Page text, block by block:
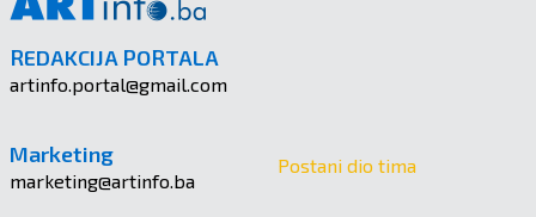
REDAKCIJA PORTALA
artinfo.portal@gmail.com
Marketing
marketing@artinfo.ba
Postani dio tima